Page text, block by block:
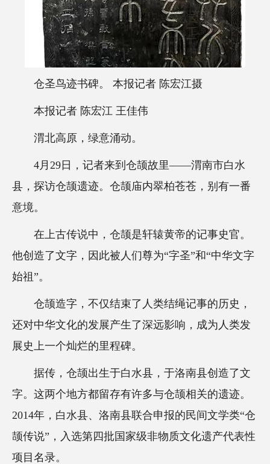
仓圣鸟迹书碑。 本报记者 陈宏江摄
本报记者 陈宏江 王佳伟
渭北高原，绿意涌动。
4月29日，记者来到仓颉故里——渭南市白水
县，探访仓颉遗迹。仓颉庙内翠柏苍苍，别有一番
意境。
在上古传说中，仓颉是轩辕黄帝的记事史官。
他创造了文字，因此被人们尊为“字圣”和“中华文字
始祖”。
仓颉造字，不仅结束了人类结绳记事的历史，
还对中华文化的发展产生了深远影响，成为人类发
展史上一个灿烂的里程碑。
据传，仓颉出生于白水县，于洛南县创造了文
字。这两个地方都留存有许多与仓颉相关的遗迹。
2014年，白水县、洛南县联合申报的民间文学类“仓
颉传说”，入选第四批国家级非物质文化遗产代表性
项目名录。